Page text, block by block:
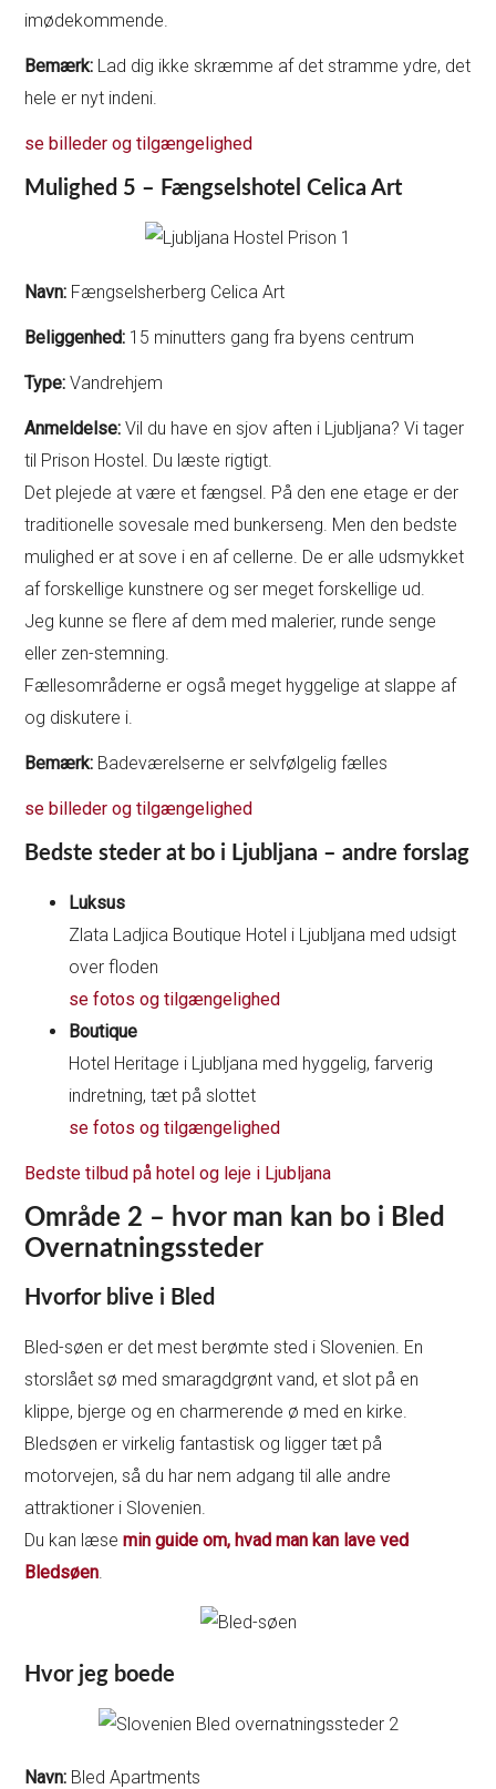
imødekommende.
Bemærk: Lad dig ikke skræmme af det stramme ydre, det
hele er nyt indeni.
se billeder og tilgængelighed
Mulighed 5 – Fængselshotel Celica Art
Navn: Fængselsherberg Celica Art
Beliggenhed: 15 minutters gang fra byens centrum
Type: Vandrehjem
Anmeldelse:Vil du have en sjov aften i Ljubljana? Vi tager
til Prison Hostel. Du læste rigtigt.
Det plejede at være et fængsel. På den ene etage er der
traditionelle sovesale med bunkerseng. Men den bedste
mulighed er at sove i en af cellerne. De er alle udsmykket
af forskellige kunstnere og ser meget forskellige ud.
Jeg kunne se flere af dem med malerier, runde senge
eller zen-stemning.
Fællesområderne er også meget hyggelige at slappe af
og diskutere i.
Bemærk: Badeværelserne er selvfølgelig fælles
se billeder og tilgængelighed
Bedste steder at bo i Ljubljana – andre forslag
Luksus
Zlata Ladjica Boutique Hotel i Ljubljana med udsigt
over floden
se fotos og tilgængelighed
Boutique
Hotel Heritage i Ljubljana med hyggelig, farverig
indretning, tæt på slottet
se fotos og tilgængelighed
Bedste tilbud på hotel og leje i Ljubljana
Område 2 – hvor man kan bo i Bled
Overnatningssteder
Hvorfor blive i Bled
Bled-søen er det mest berømte sted i Slovenien. En
storslået sø med smaragdgrønt vand, et slot på en
klippe, bjerge og en charmerende ø med en kirke.
Bledsøen er virkelig fantastisk og ligger tæt på
motorvejen, så du har nem adgang til alle andre
attraktioner i Slovenien.
Du kan læsemin guide om, hvad man kan lave ved
Bledsøen
Hvor jeg boede
Navn: Bled Apartments